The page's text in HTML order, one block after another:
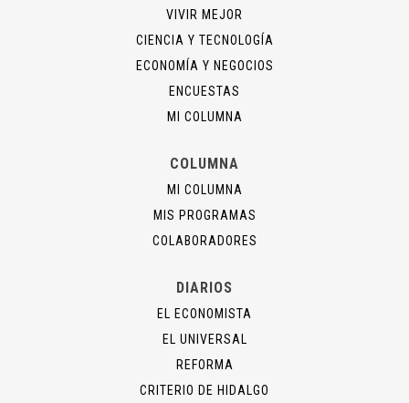
VIVIR MEJOR
CIENCIA Y TECNOLOGÍA
ECONOMÍA Y NEGOCIOS
ENCUESTAS
MI COLUMNA
COLUMNA
MI COLUMNA
MIS PROGRAMAS
COLABORADORES
DIARIOS
EL ECONOMISTA
EL UNIVERSAL
REFORMA
CRITERIO DE HIDALGO